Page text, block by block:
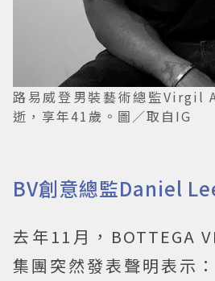
路易威登男裝藝術總監Virgil
逝，享年41歲。圖／取自IG
BV創意總監Daniel
去年11月，BOTTEGA
集團突然發表聲明表示